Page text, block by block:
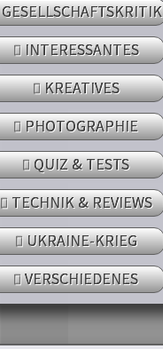
GESELLSCHAFTSKRITIK
INTERESSANTES
KREATIVES
PHOTOGRAPHIE
QUIZ & TESTS
TECHNIK & REVIEWS
UKRAINE-KRIEG
VERSCHIEDENES